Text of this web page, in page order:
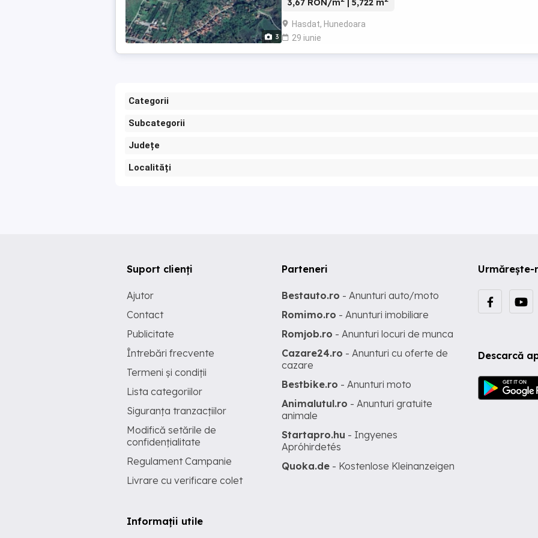
3
3,67 RON/m | 5,722 m
Hasdat, Hunedoara
29 iunie
Categorii
Subcategorii
Județe
Localități
Urmărește-
Descarcă
Suport clienți
Ajutor
Contact
Publicitate
Întrebări frecvente
Termeni și condiții
Lista categoriilor
Siguranța tranzacțiilor
Modifică setările de
confidențialitate
Regulament Campanie
Livrare cu verificare colet
Informații utile
Parteneri
Bestauto.ro - Anunturi auto/moto
Romimo.ro - Anunturi imobiliare
Romjob.ro - Anunturi locuri de munca
Cazare24.ro - Anunturi cu oferte de
cazare
Bestbike.ro - Anunturi moto
Animalutul.ro - Anunturi gratuite
animale
Startapro.hu - Ingyenes
Apróhirdetés
Quoka.de - Kostenlose Kleinanzeigen